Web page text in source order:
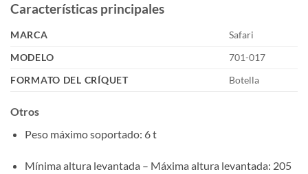
Características principales
MARCA
Safari
MODELO
701-017
FORMATO DEL CRÍQUET
Botella
Otros
Peso máximo soportado: 6 t
Mínima altura levantada – Máxima altura levantada: 205